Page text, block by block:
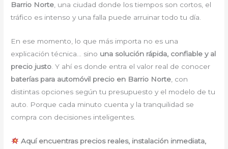
Barrio Norte, una ciudad donde los tiempos son cortos, el
tráfico es intenso y una falla puede arruinar todo tu día.
En ese momento, lo que más importa no es una
explicación técnica… sino una solución rápida, confiable y al
precio justo . Y ahí es donde entra el valor real de conocer
baterías para automóvil precio en Barrio Norte , con
distintas opciones según tu presupuesto y el modelo de tu
auto. Porque cada minuto cuenta y la tranquilidad se
compra con decisiones inteligentes.
Aquí encuentras precios reales, instalación inmediata,